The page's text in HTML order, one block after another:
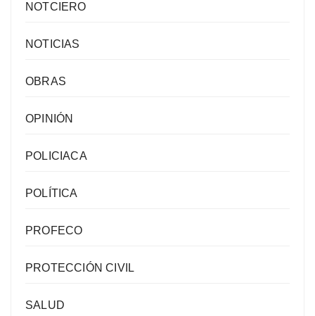
NOTCIERO
NOTICIAS
OBRAS
OPINIÓN
POLICIACA
POLÍTICA
PROFECO
PROTECCIÓN CIVIL
SALUD